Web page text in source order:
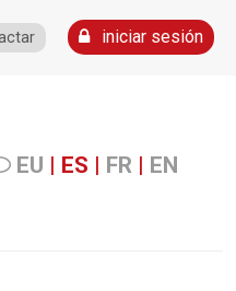
iniciar sesión
EU | ES | FR | EN